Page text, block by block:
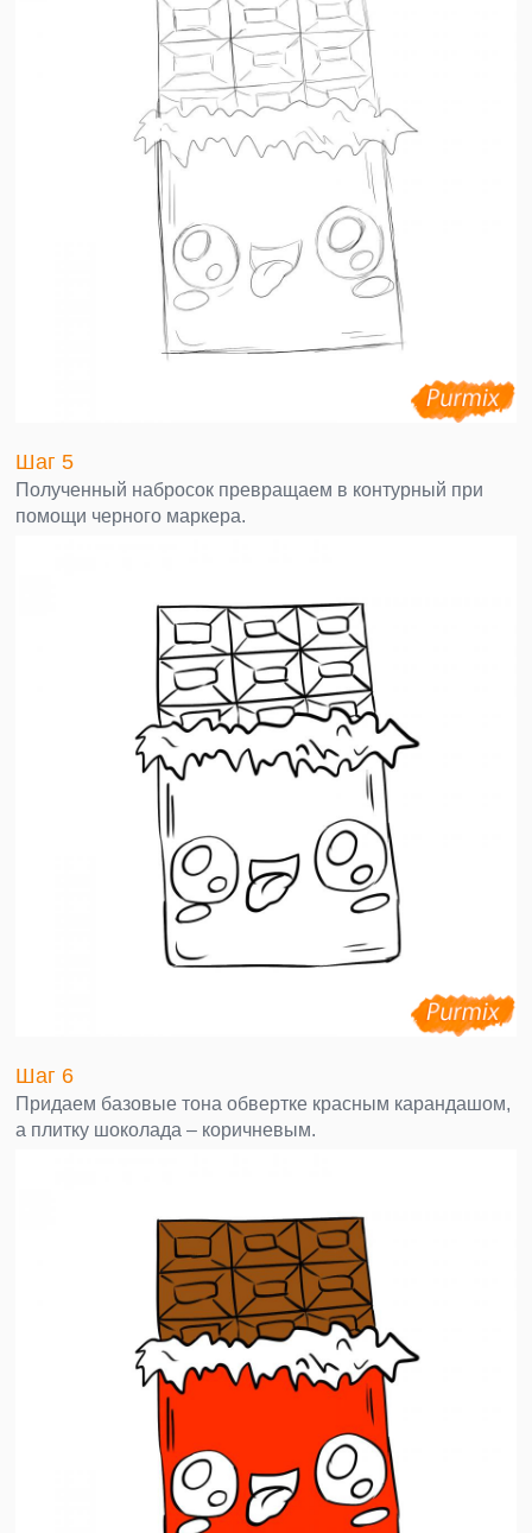
Шаг 5
Полученный набросок превращаем в контурный при
помощи черного маркера.
Шаг 6
Придаем базовые тона обвертке красным карандашом,
а плитку шоколада – коричневым.